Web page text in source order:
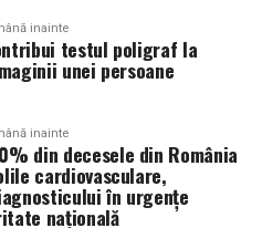
verificată întotdeauna
documentația tehnică a
diesel?
lucru poate contribui la
și la creșterea
edițiile viitoare.
economii de costuri
nu trebuie să se
privește confortul
inainte
testul poligraf la
unei persoane
inainte
din decesele din România
cardiovasculare,
în urgențe
națională